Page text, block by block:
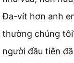
Đa-vít hơn anh
thường chúng
người đầu tiên